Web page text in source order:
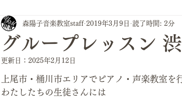
グループレッスン
森陽子音楽教室staff 2019年3月9日 読了時間: 2分
更新日： 2025年2月12日
上尾市・桶川市エリアでピアノ・声楽教室を
わたしたちの生徒さんには